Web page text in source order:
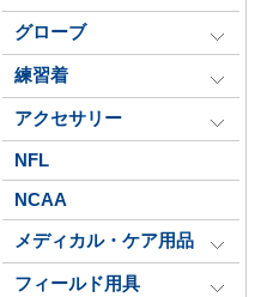
グローブ
練習着
アクセサリー
NFL
NCAA
メディカル・ケア用品
フィールド用具